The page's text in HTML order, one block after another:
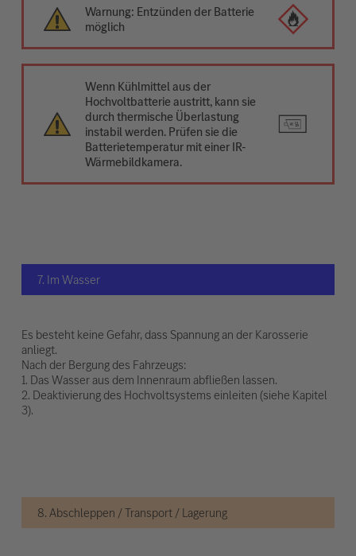
Warnung: Entzünden der Batterie
möglich
Wenn Kühlmittel aus der
Hochvoltbatterie austritt, kann sie
durch thermische Überlastung
instabil werden. Prüfen sie die
Batterietemperatur mit einer IR-
Wärmebildkamera.
7. Im Wasser
Es besteht keine Gefahr, dass Spannung an der Karosserie
anliegt.
Nach der Bergung des Fahrzeugs:
1. Das Wasser aus dem Innenraum abfließen lassen.
2. Deaktivierung des Hochvoltsystems einleiten (siehe Kapitel
3).
8. Abschleppen / Transport / Lagerung